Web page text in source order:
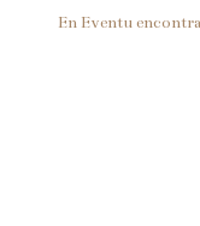
En Eventu